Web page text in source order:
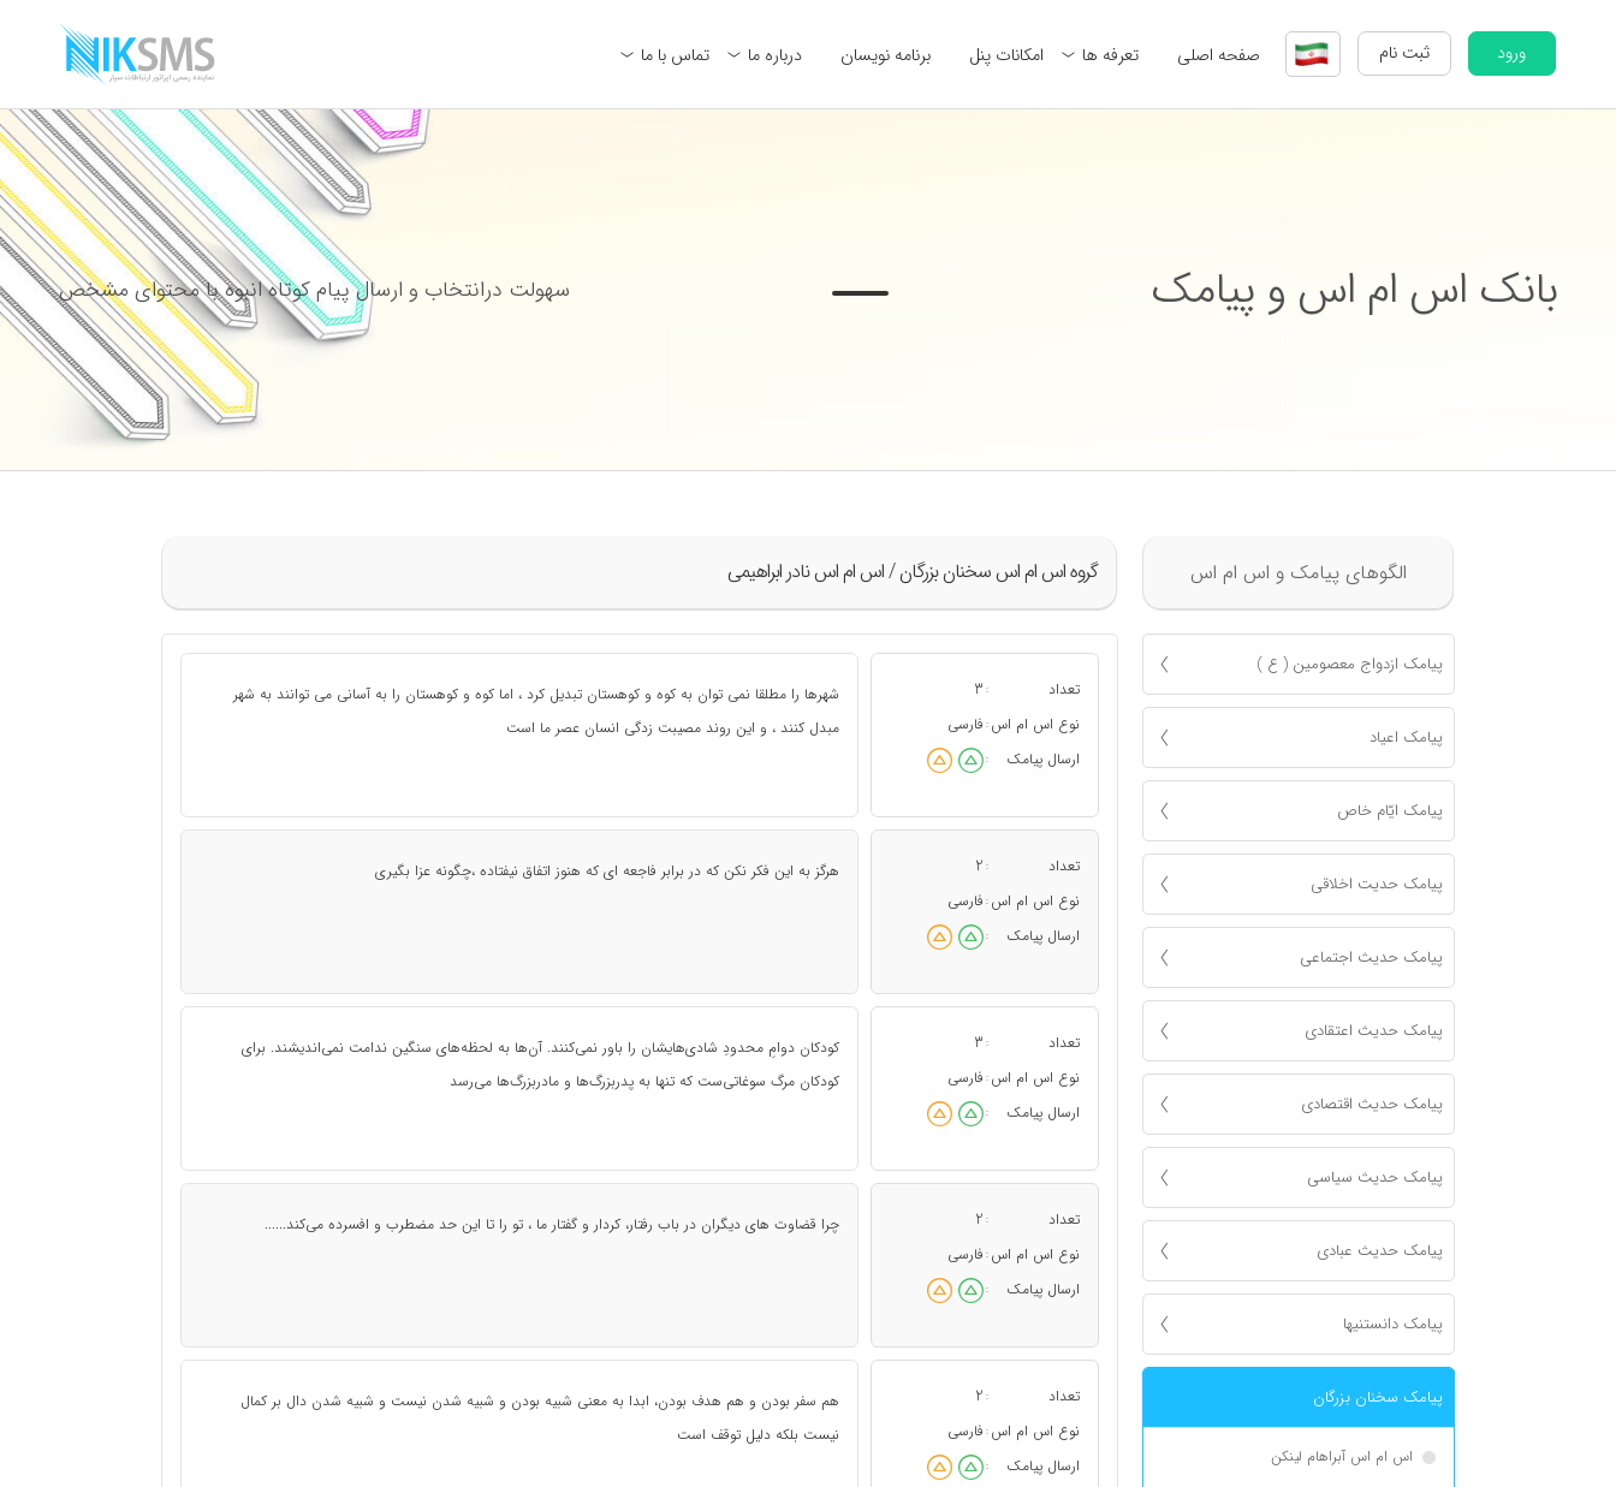
ورود ثبت نام صفحه اصلی تعرفه ها امکانات پنل برنامه نویسان درباره ما تماس با ما
بانک اس ام اس و پیامک سهولت درانتخاب و ارسال پیام کوتاه انبوه با محتوای مشخص
الگوهای پیامک و اس ام اس
پیامک ازدواج معصومين ( ع )
پیامک اعياد
پیامک ايّام خاص
پیامک حدیت اخلاقی
پیامک حدیث اجتماعی
پیامک حدیث اعتقادی
پیامک حدیث اقتصادی
پیامک حدیث سیاسی
پیامک حدیث عبادی
پیامک دانستنیها
پیامک سخنان بزرگان
اس ام اس آبراهام لینکن
گروه اس ام اس سخنان بزرگان / اس ام اس نادر ابراهیمی
تعداد :
3
نوع اس ام اس : فارسی
ارسال پیامک
:
شهرها را مطلقا نمی توان به کوه و کوهستان تبدیل کرد ، اما کوه و کوهستان را به آسانی می توانند به شهر
مبدل کنند ، و این روند مصیبت زدگی انسان عصر ما است
تعداد :
2
نوع اس ام اس : فارسی
ارسال پیامک
:
هرگز به این فکر نکن که در برابر فاجعه ای که هنوز اتفاق نیفتاده ،چگونه عزا بگیری
تعداد :
3
نوع اس ام اس : فارسی
ارسال پیامک
:
کودکان دوامِ محدود‌ِ شادی‌هایشان را باور نمی‌کنند. آن‌ها به لحظه‌های سنگین ندامت نمی‌اندیشند. برای
کودکان مرگ سوغاتی‌ست که تنها به پدربزرگ‌ها و مادربزرگ‌ها می‌رسد
تعداد :
2
نوع اس ام اس : فارسی
ارسال پیامک
:
چرا قضاوت های دیگران در باب رفتار، کردار و گفتار ما ، تو را تا این حد مضطرب و افسرده می‌کند......
تعداد :
2
نوع اس ام اس : فارسی
ارسال پیامک
:
هم سفر بودن و هم هدف بودن، ابدا به معنی شبیه بودن و شبیه شدن نیست و شبیه شدن دال بر کمال
نیست بلکه دلیل توقف است